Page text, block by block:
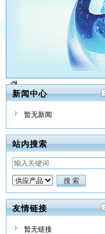
新闻中心
暂无新闻
站内搜索
友情链接
暂无链接